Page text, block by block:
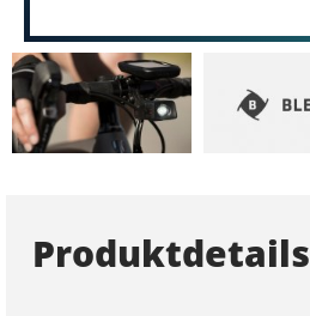
Produktdetails